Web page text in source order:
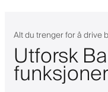
Alt du trenger for å drive
Utforsk
funksjoner